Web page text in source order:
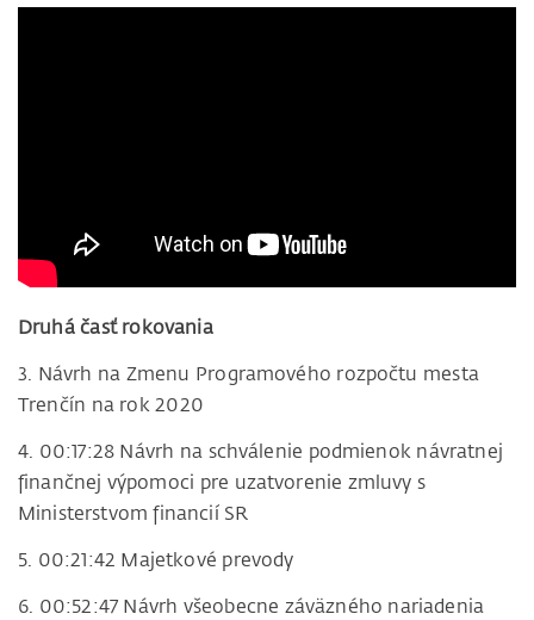
Druhá časť rokovania
3. Návrh na Zmenu Programového rozpočtu mesta
Trenčín na rok 2020
4. 00:17:28 Návrh na schválenie podmienok návratnej
finančnej výpomoci pre uzatvorenie zmluvy s
Ministerstvom financií SR
5. 00:21:42 Majetkové prevody
6. 00:52:47 Návrh všeobecne záväzného nariadenia